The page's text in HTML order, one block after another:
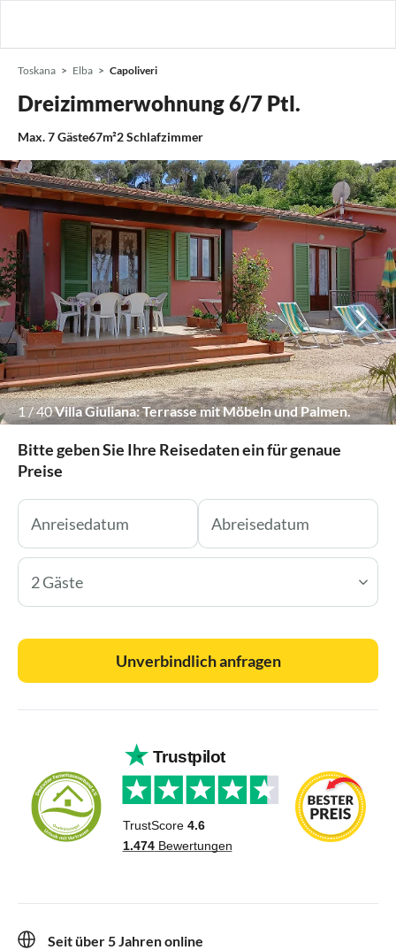
Toskana Elba Capoliveri
Dreizimmerwohnung 6/7 Ptl.
Max.7Gäste67m²2Schlafzimmer
1/40Villa Giuliana: Terrasse mit Möbeln und Palmen.
Bitte geben Sie Ihre Reisedaten ein für genaue
Preise
2 Gäste
Unverbindlich anfragen
Seit über 5 Jahren online